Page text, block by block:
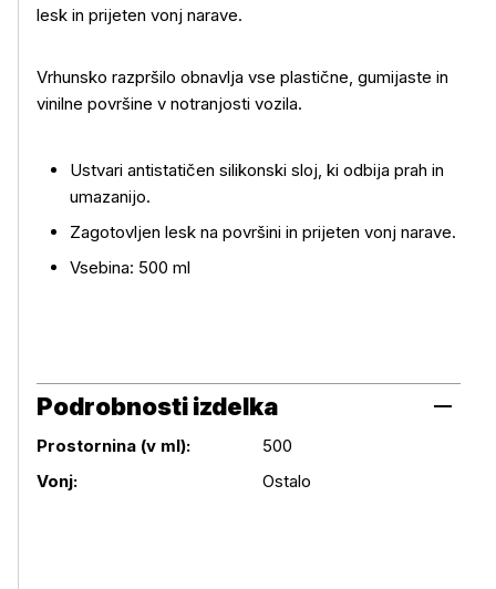
lesk in prijeten vonj narave.
Vrhunsko razpršilo obnavlja vse plastične, gumijaste in
vinilne površine v notranjosti vozila.
Ustvari antistatičen silikonski sloj, ki odbija prah in
umazanijo.
Zagotovljen lesk na površini in prijeten vonj narave.
Vsebina: 500 ml
Podrobnosti izdelka
Podrobnosti izdelka
Prostornina (v ml):
500
Vonj:
Ostalo